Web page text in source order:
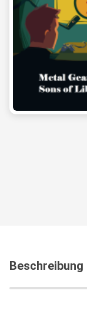
Beschreibung